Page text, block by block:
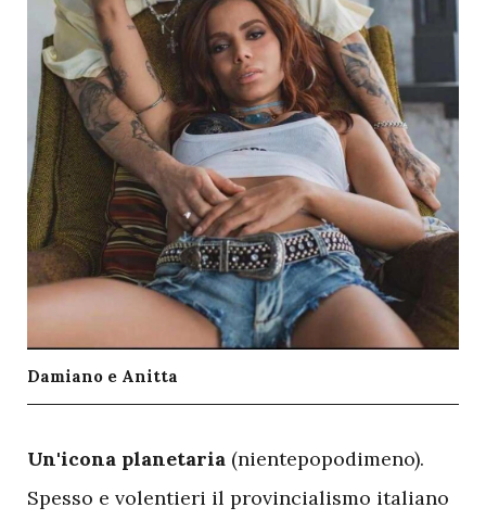
Damiano e Anitta
Un'icona planetaria (nientepopodimeno).
Spesso e volentieri il provincialismo italiano